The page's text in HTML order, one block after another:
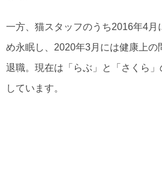
一方、猫スタッフのうち2016年4月
め永眠し、2020年3月には健康上の
退職。現在は「らぶ」と「さくら
しています。